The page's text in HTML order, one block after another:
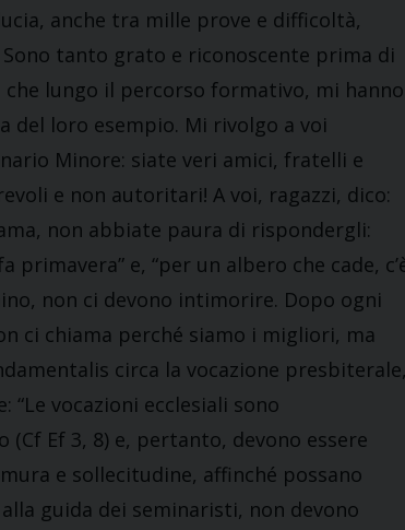
anche tra mille prove e difficoltà,
tanto grato e riconoscente prima di
lungo il percorso formativo, mi hanno
loro esempio. Mi rivolgo a voi
Minore: siate veri amici, fratelli e
e non autoritari! A voi, ragazzi, dico:
non abbiate paura di rispondergli:
e, “per un albero che cade,
non ci devono intimorire. Dopo ogni
ci chiama perché siamo i migliori, ma
circa la vocazione
vocazioni ecclesiali sono
Ef 3, 8) e, pertanto, devono essere
e sollecitudine, affinché possano
guida dei seminaristi, non devono